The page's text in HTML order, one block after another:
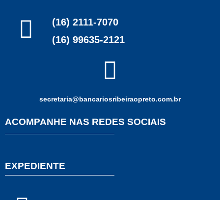
(16) 2111-7070
(16) 99635-2121
secretaria@bancariosribeiraopreto.com.br
ACOMPANHE NAS REDES SOCIAIS
EXPEDIENTE